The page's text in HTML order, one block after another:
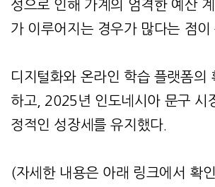
성으로 인해 가계의 엄격한 예산
가 이루어지는 경우가 많다는 점이
디지털화와 온라인 학습 플랫폼의
하고, 2025년 인도네시아 문구 시
정적인 성장세를 유지했다.
(자세한 내용은 아래 링크에서 확